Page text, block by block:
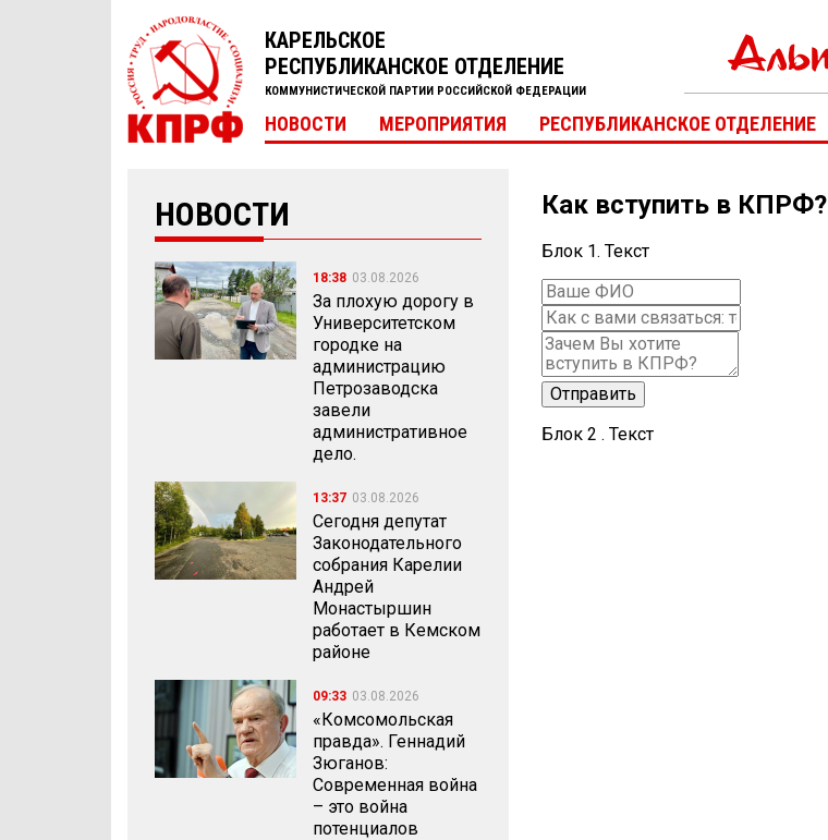
КАРЕЛЬСКОЕ
РЕСПУБЛИКАНСКОЕ ОТДЕЛЕНИЕ
КОММУНИСТИЧЕСКОЙ ПАРТИИ РОССИЙСКОЙ ФЕДЕРАЦИИ
НОВОСТИ МЕРОПРИЯТИЯ РЕСПУБЛИКАНСКОЕ ОТДЕЛЕНИЕ
НОВОСТИ
18:38 03.08.2026
За плохую дорогу в
Университетском
городке на
администрацию
Петрозаводска
завели
административное
дело.
13:37 03.08.2026
Сегодня депутат
Законодательного
собрания Карелии
Андрей
Монастыршин
работает в Кемском
районе
09:33 03.08.2026
«Комсомольская
правда». Геннадий
Зюганов:
Современная война
– это война
потенциалов
Как вступить в КПРФ?
Блок 1. Текст
Блок 2 . Текст